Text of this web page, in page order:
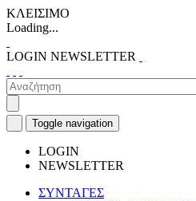
ΚΛΕΙΣΙΜΟ
Loading...
LOGIN NEWSLETTER
Toggle navigation
LOGIN
NEWSLETTER
ΣΥΝΤΑΓΕΣ